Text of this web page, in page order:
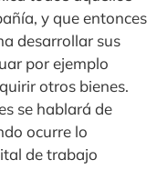
y que entonces
desarrollar sus
por ejemplo
otros bienes.
se hablará de
ocurre lo
de trabajo